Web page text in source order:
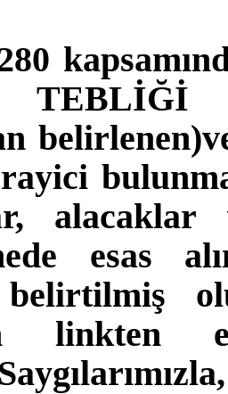
TEBLİĞİ
esas
belirtilmiş
linkten